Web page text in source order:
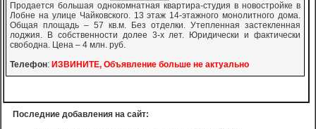
Продается большая однокомнатная квартира-студия в новостройке в
Лобне на улице Чайковского. 13 этаж 14-этажного монолитного дома.
Общая площадь – 57 кв.м. Без отделки. Утепленная застекленная
лоджия. В собственности долее 3-х лет. Юридически и фактически
свободна. Цена – 4 млн. руб.
Телефон: ИЗВИНИТЕ, Объявление больше не актуально
Последние добавления на сайт: